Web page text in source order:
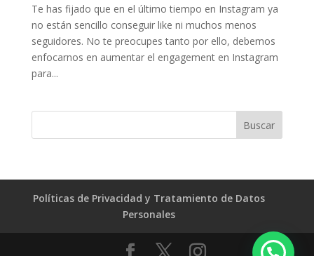
Te has fijado que en el último tiempo en Instagram ya
no están sencillo conseguir like ni muchos menos
seguidores. No te preocupes tanto por ello, debemos
enfocarnos en aumentar el engagement en Instagram
para...
Políticas de Privacidad y Tratamiento de Datos
Personales